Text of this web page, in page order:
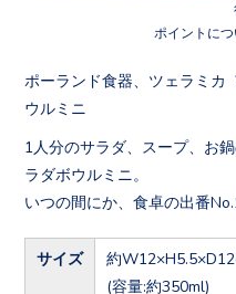
ポイントにつ
ポーランド食器、ツェラミカ
ウルミニ
1人分のサラダ、スープ、お
ラダボウルミニ。
いつの間にか、食卓の出番
サイズ
約
(容量:約350ml)